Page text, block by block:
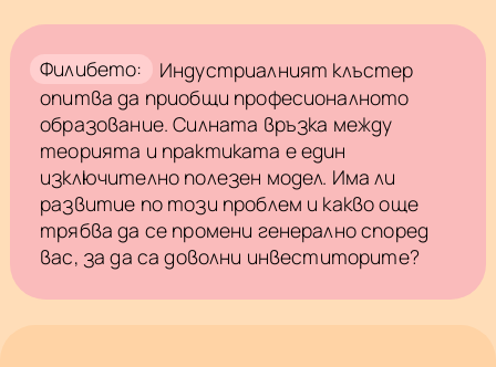
Филибето:
Индустриалният клъстер
опитва да приобщи професионалното
образование. Силната връзка между
теорията и практиката е един
изключително полезен модел. Има ли
развитие по този проблем и какво още
трябва да се промени генерално според
вас, за да са доволни инвеститорите?